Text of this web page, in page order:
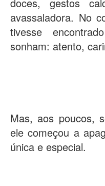
avassaladora. No
tivesse
sonham: atento,
Mas, aos poucos,
ele começou a
única e especial.